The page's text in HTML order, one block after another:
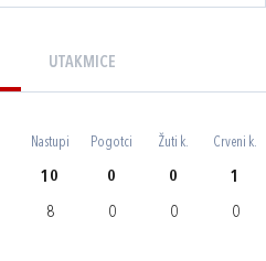
UTAKMICE
Nastupi Pogotci Žuti k. Crveni k.
10 0 0 1
8 0 0 0